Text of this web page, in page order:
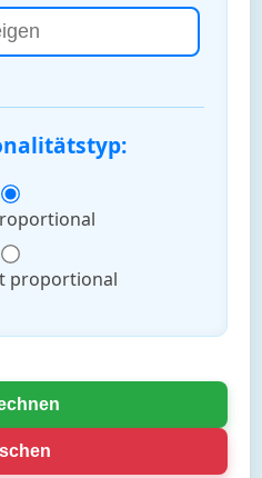
proportional